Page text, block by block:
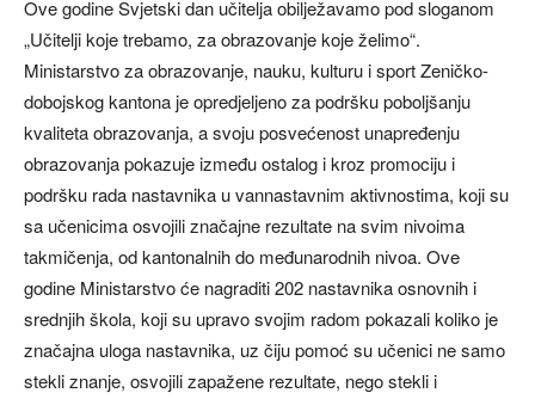
Ove godine Svjetski dan učitelja obilježavamo pod sloganom
„Učitelji koje trebamo, za obrazovanje koje želimo“.
Ministarstvo za obrazovanje, nauku, kulturu i sport Zeničko-
dobojskog kantona je opredjeljeno za podršku poboljšanju
kvaliteta obrazovanja, a svoju posvećenost unapređenju
obrazovanja pokazuje između ostalog i kroz promociju i
podršku rada nastavnika u vannastavnim aktivnostima, koji su
sa učenicima osvojili značajne rezultate na svim nivoima
takmičenja, od kantonalnih do međunarodnih nivoa. Ove
godine Ministarstvo će nagraditi 202 nastavnika osnovnih i
srednjih škola, koji su upravo svojim radom pokazali koliko je
značajna uloga nastavnika, uz čiju pomoć su učenici ne samo
stekli znanje, osvojili zapažene rezultate, nego stekli i